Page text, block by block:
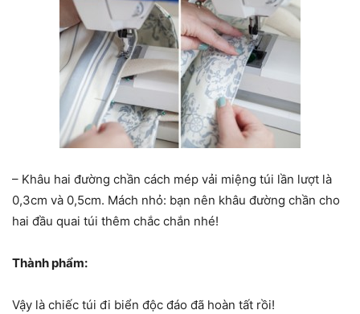
– Khâu hai đường chần cách mép vải miệng túi lần lượt là
0,3cm và 0,5cm. Mách nhỏ: bạn nên khâu đường chần cho
hai đầu quai túi thêm chắc chắn nhé!
Thành phẩm:
Vậy là chiếc túi đi biển độc đáo đã hoàn tất rồi!